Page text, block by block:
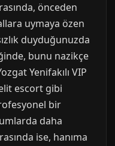
önceden
uymaya özen
duyduğunuzda
bunu nazikçe
Yenifakılı VIP
escort gibi
bir
daha
ise, hanıma